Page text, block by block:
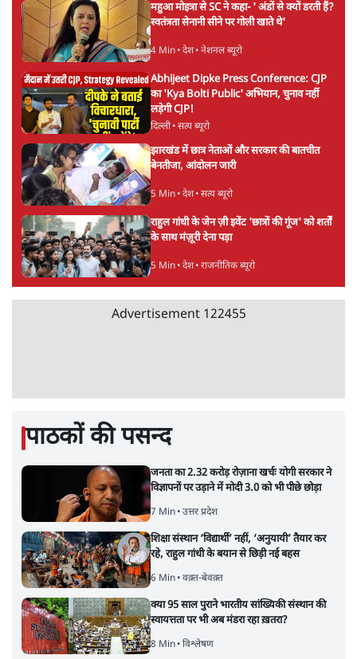
महुआ मोइत्रा से SC ने कहा- ' अंडों से क्यों डरती हैं?
स्वतंत्रता सेनानी सीने पर गोली खाते थे'
4 Min• देश• नेशनल ब्यूरो
Abhijeet Dipke Press Conference: CJP
का 'Kya Bolti Public' अभियान, चुनाव नहीं
लड़ेगी CJP!
दिल्ली• सत्य ब्यूरो
झारखंड में छात्र नेताओं और सरकार की बातचीत
बेनतीजा, आंदोलन जारी
5 Min• देश• सत्य ब्यूरो
राहुल गांधी के जेन ज़ी इवेंट 'छात्रों की गूंज' को शर्तों
के साथ मंज़ूरी देना पड़ा
5 Min• देश• राजनीतिक ब्यूरो
Advertisement 122455
पाठकों की पसन्द
जनता का 2.32 करोड़ रोज़ाना खर्चः योगी सरकार ने
विज्ञापनों पर उड़ाने में मोदी 3.0 को भी पीछे छोड़ा
7 Min• उत्तर प्रदेश
शिक्षा संस्थान ‘विद्यार्थी’ नहीं, ‘अनुयायी’ तैयार कर
रहे, राहुल गांधी के बयान से छिड़ी नई बहस
6 Min• वक़्त-बेवक़्त
क्या 95 साल पुराने भारतीय सांख्यिकी संस्थान की
स्वायत्तता पर भी अब मंडरा रहा ख़तरा?
8 Min• विश्लेषण